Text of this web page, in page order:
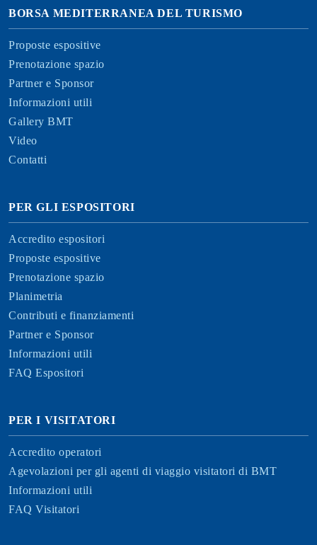
BORSA MEDITERRANEA DEL TURISMO
Proposte espositive
Prenotazione spazio
Partner e Sponsor
Informazioni utili
Gallery BMT
Video
Contatti
PER GLI ESPOSITORI
Accredito espositori
Proposte espositive
Prenotazione spazio
Planimetria
Contributi e finanziamenti
Partner e Sponsor
Informazioni utili
FAQ Espositori
PER I VISITATORI
Accredito operatori
Agevolazioni per gli agenti di viaggio visitatori di BMT
Informazioni utili
FAQ Visitatori